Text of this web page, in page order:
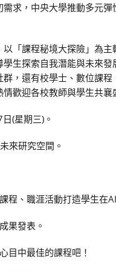
求，中央大學推動多元
「課程秘境大探險」為
生探索自我潛能與未來
，還有校學士、數位課
歡迎各校教師與學生共襄
(星期三)。
來研究空間。
程、職涯活動打造學生在
果發表。
目中最佳的課程吧！